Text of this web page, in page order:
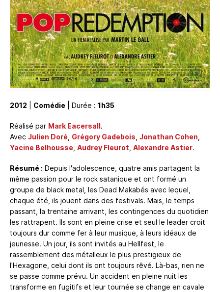
2012 Comédie | Durée : 1h35
Réalisé par Mark Eacersall.
Avec Julien Doré, Grégory Gadebois, Jonathan Cohen,
Yacine Belhousse, Audrey Fleurot, Alexandre Astier.
Résumé : Depuis l'adolescence, quatre amis partagent la
même passion pour le rock satanique et ont formé un
groupe de black metal, les Dead Makabés avec lequel,
chaque été, ils jouent dans des festivals. Mais, le temps
passant, la trentaine arrivant, les contingences du quotidien
les rattrapent. Ils sont en pleine crise et seul le leader croit
toujours dur comme fer à leur musique, à leurs idéaux de
jeunesse. Un jour, ils sont invités au Hellfest, le
rassemblement des métalleux le plus prestigieux de
l'Hexagone, celui dont ils ont toujours rêvé. Là-bas, rien ne
se passe comme prévu. Un accident en pleine nuit les
transforme en fugitifs et leur tournée se change en cavale